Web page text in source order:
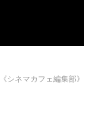
《シネマカフェ編集部》